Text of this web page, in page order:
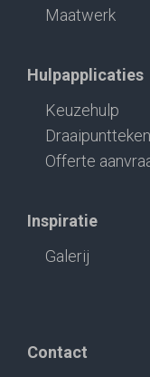
Maatwerk
Hulpapplicaties
Keuzehulp
Offerte
Inspiratie
Galerij
Contact